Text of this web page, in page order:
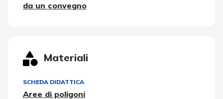
da un convegno
Materiali
SCHEDA DIDATTICA
Aree di poligoni